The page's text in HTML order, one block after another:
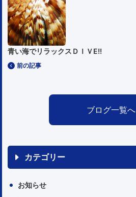
前の記事
青い海でリラックスＤＩＶE!!
ブログ一覧へ
カテゴリー
お知らせ